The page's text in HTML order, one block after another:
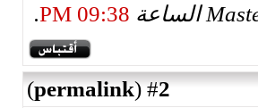
09:38 PM
.
(
permalink
)